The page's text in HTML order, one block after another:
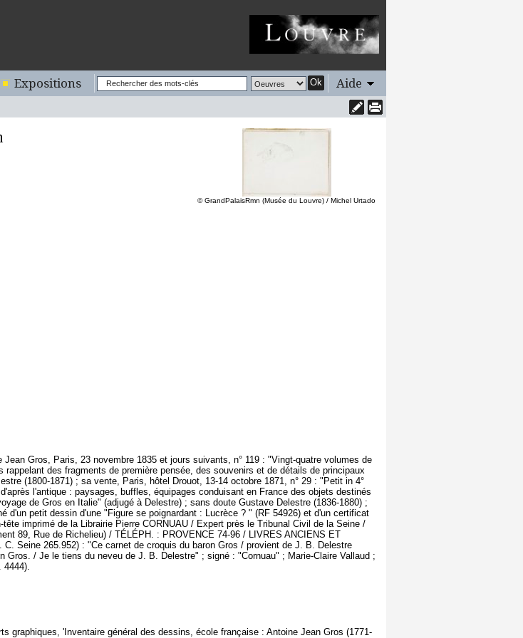
Expositions Ok Aide
© GrandPalaisRmn (Musée du Louvre) / Michel Urtado
Jean Gros, Paris, 23 novembre 1835 et jours suivants, n° 119 : "Vingt-quatre volumes de
des fragments de première pensée, des souvenirs et de détails de principaux
(1800-1871) ; sa vente, Paris, hôtel Drouot, 13-14 octobre 1871, n° 29 : "Petit in 4°
l'antique : paysages, buffles, équipages conduisant en France des objets destinés
de Gros en Italie" (adjugé à Delestre) ; sans doute Gustave Delestre (1836-1880) ;
d'un petit dessin d'une "Figure se poignardant : Lucrèce ? " (RF 54926) et d'un certificat
imprimé de la Librairie Pierre CORNUAU / Expert près le Tribunal Civil de la Seine /
89, Rue de Richelieu) / TÉLÉPH. : PROVENCE 74-96 / LIVRES ANCIENS ET
Seine 265.952) : "Ce carnet de croquis du baron Gros / provient de J. B. Delestre
Gros. / Je le tiens du neveu de J. B. Delestre" ; signé : "Cornuau" ; Marie-Claire Vallaud ;
4444).
graphiques, 'Inventaire général des dessins, école française : Antoine Jean Gros (1771-